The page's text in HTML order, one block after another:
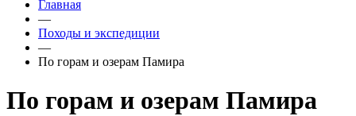
Главная
—
Походы и экспедиции
—
По горам и озерам Памира
По горам и озерам Памира